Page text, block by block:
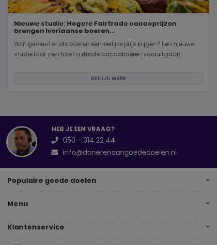
Nieuwe studie: Hogere Fairtrade cacaoprijzen
brengen Ivoriaanse boeren...
Wat gebeurt er als boeren een eerlijke prijs krijgen? Een nieuwe
studie laat zien hoe Fairtrade cacaoboeren vooruitgaan
BEKIJK MEER
HEB JE EEN VRAAG?
050 - 314 22 44
info@donerenaangoededoelen.nl
Populaire goede doelen
Menu
Klantenservice